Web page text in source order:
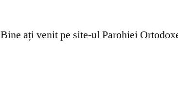
Bine ați venit pe site-ul Parohiei